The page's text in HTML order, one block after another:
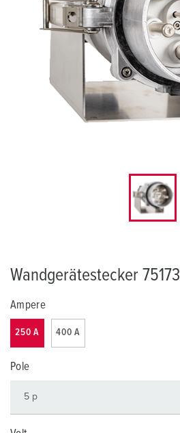
Wandgerätestecker 75173
Ampere
250 A 400 A
Pole